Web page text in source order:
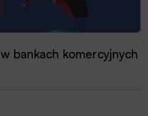
bankach komercyjnych